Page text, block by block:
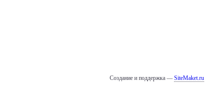
Создание и поддержка — SiteMaket.ru